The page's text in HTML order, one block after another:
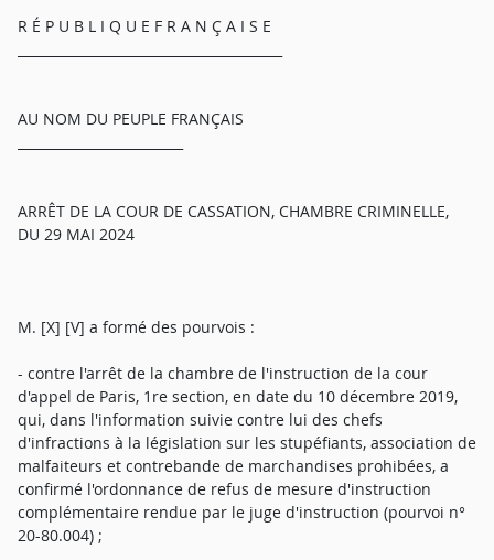
R É P U B L I Q U E F R A N Ç A I S E
AU NOM DU PEUPLE FRANÇAIS
ARRÊT DE LA COUR DE CASSATION, CHAMBRE CRIMINELLE,
DU 29 MAI 2024
M. [X] [V] a formé des pourvois :
- contre l'arrêt de la chambre de l'instruction de la cour
d'appel de Paris, 1re section, en date du 10 décembre 2019,
qui, dans l'information suivie contre lui des chefs
d'infractions à la législation sur les stupéfiants, association de
malfaiteurs et contrebande de marchandises prohibées, a
confirmé l'ordonnance de refus de mesure d'instruction
complémentaire rendue par le juge d'instruction (pourvoi n°
20-80.004) ;